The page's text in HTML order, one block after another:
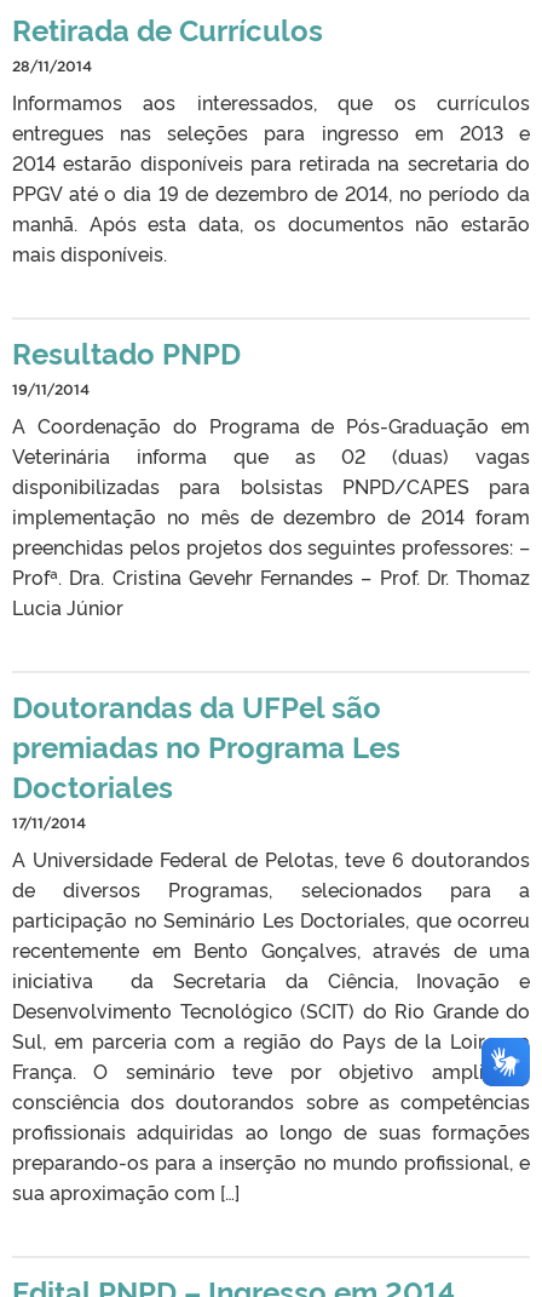
Retirada de Currículos
28/11/2014
Informamos aos interessados, que os currículos
entregues nas seleções para ingresso em 2013 e
2014 estarão disponíveis para retirada na secretaria do
PPGV até o dia 19 de dezembro de 2014, no período da
manhã. Após esta data, os documentos não estarão
mais disponíveis.
Resultado PNPD
19/11/2014
A Coordenação do Programa de Pós-Graduação em
Veterinária informa que as 02 (duas) vagas
disponibilizadas para bolsistas PNPD/CAPES para
implementação no mês de dezembro de 2014 foram
preenchidas pelos projetos dos seguintes professores: –
Profª. Dra. Cristina Gevehr Fernandes – Prof. Dr. Thomaz
Lucia Júnior
Doutorandas da UFPel são
premiadas no Programa Les
Doctoriales
17/11/2014
A Universidade Federal de Pelotas, teve 6 doutorandos
de diversos Programas, selecionados para a
participação no Seminário Les Doctoriales, que ocorreu
recentemente em Bento Gonçalves, através de uma
iniciativa da Secretaria da Ciência, Inovação e
Desenvolvimento Tecnológico (SCIT) do Rio Grande do
Sul, em parceria com a região do Pays de la Loire, na
França. O seminário teve por objetivo ampliar a
consciência dos doutorandos sobre as competências
profissionais adquiridas ao longo de suas formações
preparando-os para a inserção no mundo profissional, e
sua aproximação com […]